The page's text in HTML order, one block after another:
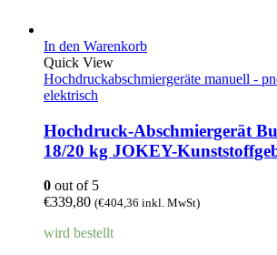
In den Warenkorb
Quick View
Hochdruckabschmiergeräte manuell -
elektrisch
Hochdruck-Abschmiergerät
18/20 kg JOKEY-
0 out of 5
€339,80 (€404,36 inkl. MwSt)
wird bestellt